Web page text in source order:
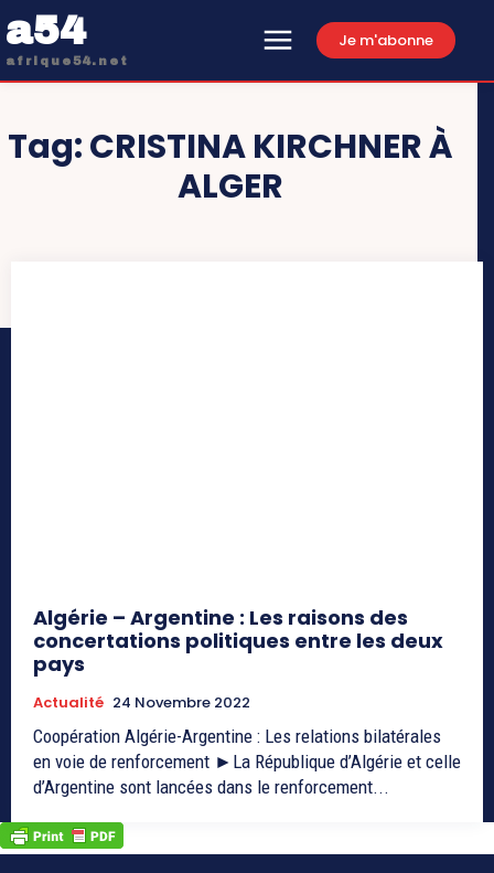
a54
afrique54.net
Je m'abonne
Tag:CRISTINA KIRCHNER À
ALGER
Algérie – Argentine : Les raisons des
concertations politiques entre les deux
pays
Actualité 24 Novembre 2022
Coopération Algérie-Argentine : Les relations bilatérales
en voie de renforcement ►La République d’Algérie et celle
d’Argentine sont lancées dans le renforcement...